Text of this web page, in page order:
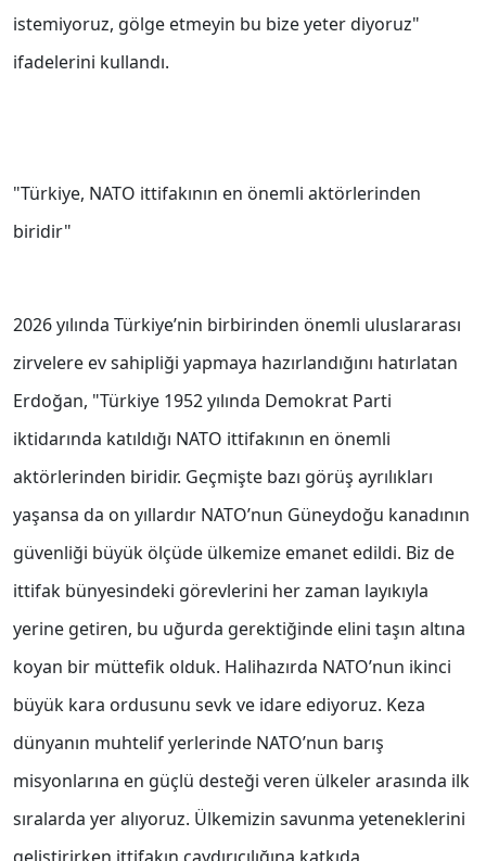
istemiyoruz, gölge etmeyin bu bize yeter diyoruz"
ifadelerini kullandı.
"Türkiye, NATO ittifakının en önemli aktörlerinden
biridir"
2026 yılında Türkiye’nin birbirinden önemli uluslararası
zirvelere ev sahipliği yapmaya hazırlandığını hatırlatan
Erdoğan, "Türkiye 1952 yılında Demokrat Parti
iktidarında katıldığı NATO ittifakının en önemli
aktörlerinden biridir. Geçmişte bazı görüş ayrılıkları
yaşansa da on yıllardır NATO’nun Güneydoğu kanadının
güvenliği büyük ölçüde ülkemize emanet edildi. Biz de
ittifak bünyesindeki görevlerini her zaman layıkıyla
yerine getiren, bu uğurda gerektiğinde elini taşın altına
koyan bir müttefik olduk. Halihazırda NATO’nun ikinci
büyük kara ordusunu sevk ve idare ediyoruz. Keza
dünyanın muhtelif yerlerinde NATO’nun barış
misyonlarına en güçlü desteği veren ülkeler arasında ilk
sıralarda yer alıyoruz. Ülkemizin savunma yeteneklerini